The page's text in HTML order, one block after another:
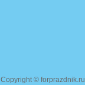
Copyright © forprazdnik.ru